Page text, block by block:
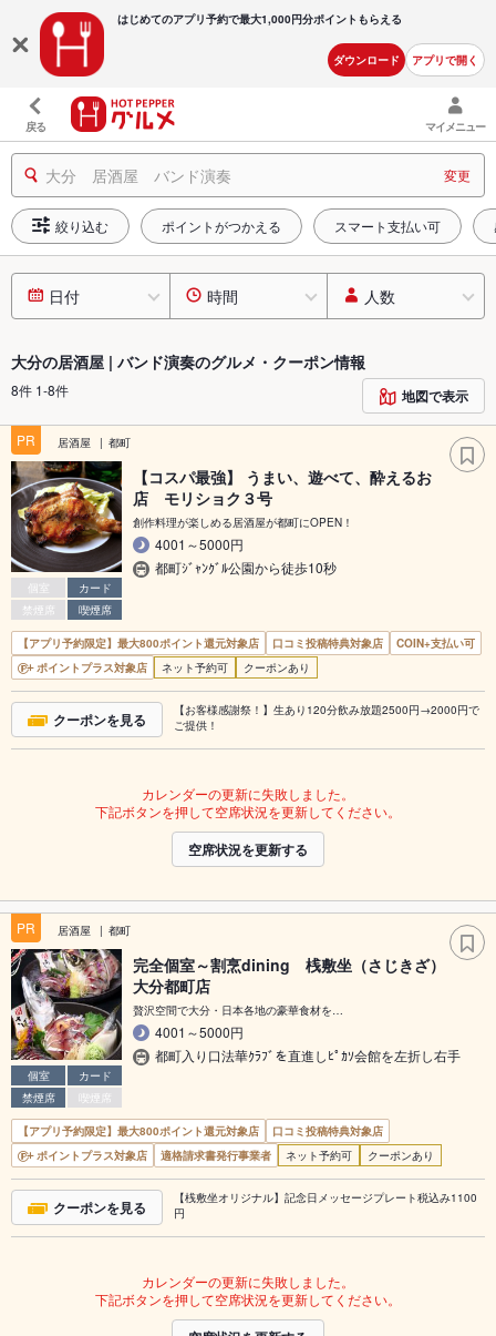
はじめてのアプリ予約で最大1,000円分ポイントもらえる
ダウンロード アプリで開く
戻る マイメニュー
大分 居酒屋 バンド演奏 変更
絞り込む ポイントがつかえる スマート支払い可
日付 時間 人数
大分の居酒屋 | バンド演奏のグルメ・クーポン情報
8件 1-8件 地図で表示
PR 居酒屋 都町
個室
カード
禁煙席
喫煙席
【コスパ最強】 うまい、遊べて、酔えるお
店 モリショク３号
創作料理が楽しめる居酒屋が都町にOPEN！
4001～5000円
都町ｼﾞｬﾝｸﾞﾙ公園から徒歩10秒
【アプリ予約限定】最大800ポイント還元対象店 口コミ投稿特典対象店
COIN+支払い可
ポイントプラス対象店
ネット予約可 クーポンあり
クーポンを見る
【お客様感謝祭！】生あり120分飲み放題2500円→2000円で
ご提供！
カレンダーの更新に失敗しました。
下記ボタンを押して空席状況を更新してください。
空席状況を更新する
PR 居酒屋 都町
個室
カード
禁煙席
喫煙席
完全個室～割烹dining 桟敷坐（さじきざ）
大分都町店
贅沢空間で大分・日本各地の豪華食材を…
4001～5000円
都町入り口法華ｸﾗﾌﾞを直進しﾋﾟｶｿ会館を左折し右手
【アプリ予約限定】最大800ポイント還元対象店
口コミ投稿特典対象店
ポイントプラス対象店
適格請求書発行事業者 ネット予約可 クーポンあり
クーポンを見る
【桟敷坐オリジナル】記念日メッセージプレート税込み1100
円
カレンダーの更新に失敗しました。
下記ボタンを押して空席状況を更新してください。